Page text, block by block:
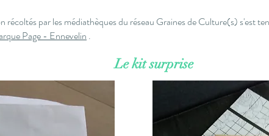
récoltés par les médiathèques du réseau Graines de Culture(s) s'est
Page - Ennevelin .
Le kit surprise